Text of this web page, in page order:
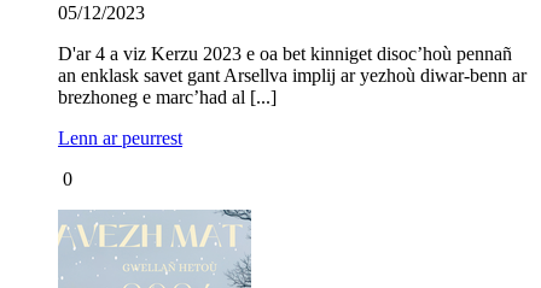
05/12/2023
D'ar 4 a viz Kerzu 2023 e oa bet kinniget disoc’hoù pennañ
an enklask savet gant Arsellva implij ar yezhoù diwar-benn ar
brezhoneg e marc’had al [...]
Lenn ar peurrest
0